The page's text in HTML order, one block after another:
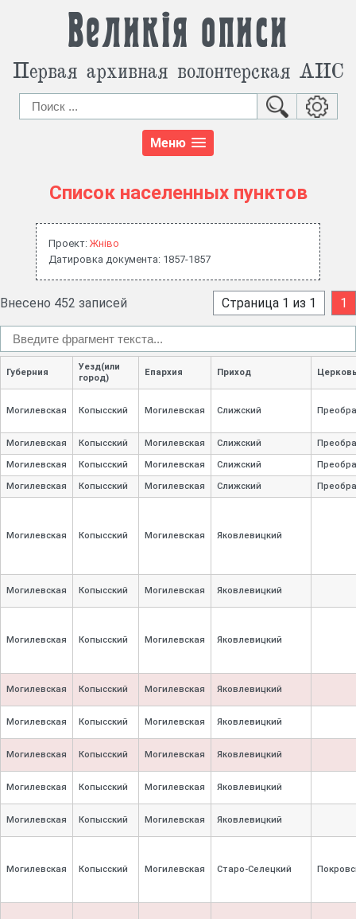
Великія описи
Первая архивная волонтерская АИС
Меню
Список населенных пунктов
Проект: Жнiво
Датировка документа: 1857-1857
Внесено 452 записей Страница 1 из 1 1
Губерния
Уезд(или
город)
Епархия Приход
Могилевская Копысский Могилевская Слижский
Могилевская Копысский Могилевская Слижский
Могилевская Копысский Могилевская Слижский
Могилевская Копысский Могилевская Слижский
Могилевская Копысский Могилевская Яковлевицкий
Могилевская Копысский Могилевская Яковлевицкий
Могилевская Копысский Могилевская Яковлевицкий
Могилевская Копысский Могилевская Яковлевицкий
Могилевская Копысский Могилевская Яковлевицкий
Могилевская Копысский Могилевская Яковлевицкий
Могилевская Копысский Могилевская Яковлевицкий
Могилевская Копысский Могилевская Яковлевицкий
Могилевская Копысский Могилевская Старо-Селецкий